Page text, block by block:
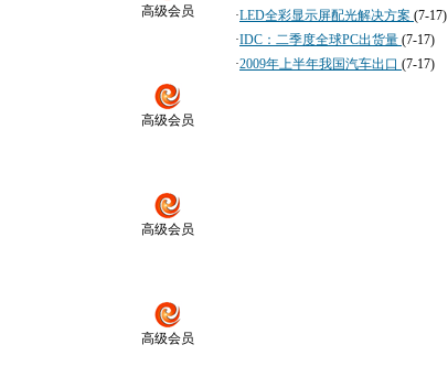
高级会员
高级会员
高级会员
高级会员
·LED全彩显示屏配光解决方案 (7-17)
·IDC：二季度全球PC出货量 (7-17)
·2009年上半年我国汽车出口 (7-17)